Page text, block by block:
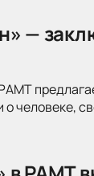
—
человеке,